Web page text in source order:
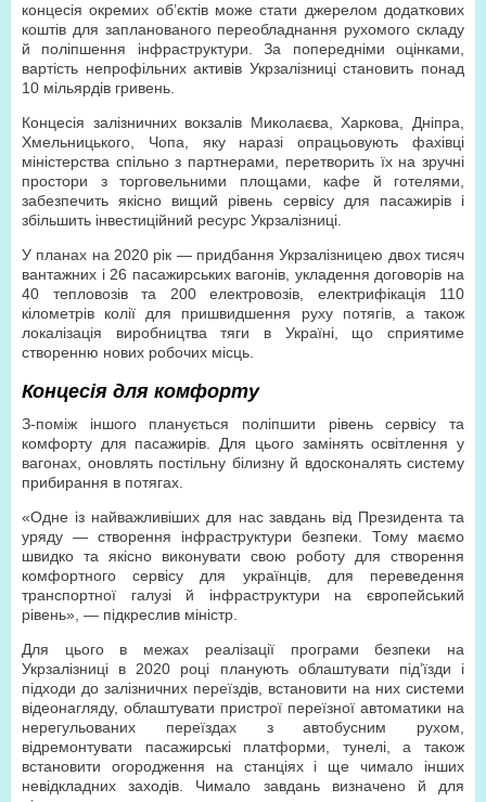
концесія окремих об’єктів може стати джерелом додаткових
коштів для запланованого переобладнання рухомого складу
й поліпшення інфраструктури. За попередніми оцінками,
вартість непрофільних активів Укр­залізниці становить понад
10 мільярдів гривень.
Концесія залізничних вокзалів Миколаєва, Харкова, Дніпра,
Хмельницького, Чопа, яку наразі опрацьовують фахівці
міністерства спільно з партнерами, перетворить їх на зручні
простори з торговельними площами, кафе й готелями,
забезпечить якісно вищий рівень сервісу для пасажирів і
збільшить інвестиційний ресурс Укрзалізниці.
У планах на 2020 рік — придбання Укрзалізницею двох тисяч
вантажних і 26 пасажирських вагонів, укладення договорів на
40 тепловозів та 200 електровозів, електрифікація 110
кілометрів колії для пришвидшення руху потягів, а також
локалізація виробництва тяги в Україні, що сприятиме
створенню нових робочих місць.
Концесія для комфорту
З-поміж іншого планується поліпшити рівень сервісу та
комфорту для пасажирів. Для цього замінять освітлення у
вагонах, оновлять постільну білизну й вдосконалять систему
прибирання в потягах.
«Одне із найважливіших для нас завдань від Президента та
уряду — створення інфраструктури безпеки. Тому маємо
швидко та якісно виконувати свою роботу для створення
комфортного сервісу для українців, для переведення
транспортної галузі й інфраструктури на європейський
рівень», — підкреслив міністр.
Для цього в межах реалізації програми безпеки на
Укрзалізниці в 2020 році планують облаштувати під’їзди і
підходи до залізничних переїздів, встановити на них системи
відеонагляду, облаштувати пристрої переїзної автоматики на
нерегульованих переїздах з автобусним рухом,
відремонтувати пасажирські платформи, тунелі, а також
встановити огородження на станціях і ще чимало інших
невідкладних заходів. Чимало завдань визначено й для